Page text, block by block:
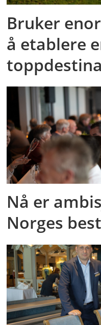
Bruker
å etablere
Nå er
Norges